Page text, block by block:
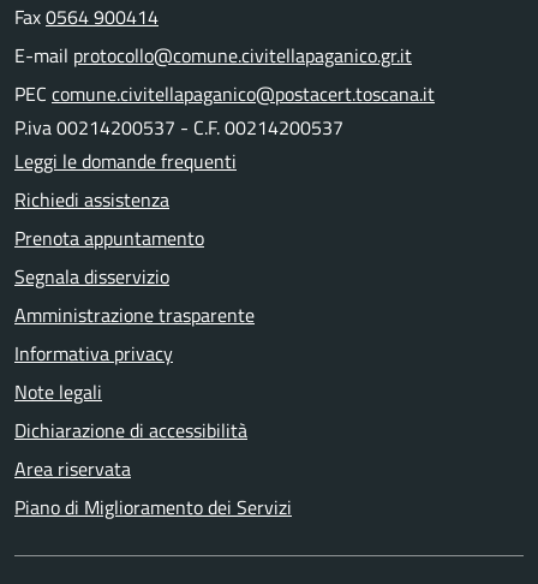
Fax0564 900414
E-mail protocollo@comune.civitellapaganico.gr.it
PEC comune.civitellapaganico@postacert.toscana.it
P.iva 00214200537 - C.F. 00214200537
Leggi le domande frequenti
Richiedi assistenza
Prenota appuntamento
Segnala disservizio
Amministrazione trasparente
Informativa privacy
Note legali
Dichiarazione di accessibilità
Area riservata
Piano di Miglioramento dei Servizi